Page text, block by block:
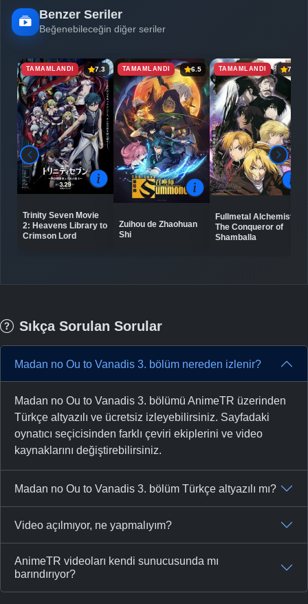
Benzer Seriler
Beğenebileceğin diğer seriler
TAMAMLANDI 7.3
Trinity Seven Movie
2: Heavens Library to
Crimson Lord
TAMAMLANDI 6.5
Zuihou de Zhaohuan
Shi
TAMAMLANDI 7.5
Fullmetal Alchemist:
The Conqueror of
Shamballa
Sıkça Sorulan Sorular
Madan no Ou to Vanadis 3. bölüm nereden izlenir?
Madan no Ou to Vanadis 3. bölümü AnimeTR üzerinden
Türkçe altyazılı ve ücretsiz izleyebilirsiniz. Sayfadaki
oynatıcı seçicisinden farklı çeviri ekiplerini ve video
kaynaklarını değiştirebilirsiniz.
Madan no Ou to Vanadis 3. bölüm Türkçe altyazılı mı?
Video açılmıyor, ne yapmalıyım?
AnimeTR videoları kendi sunucusunda mı
barındırıyor?